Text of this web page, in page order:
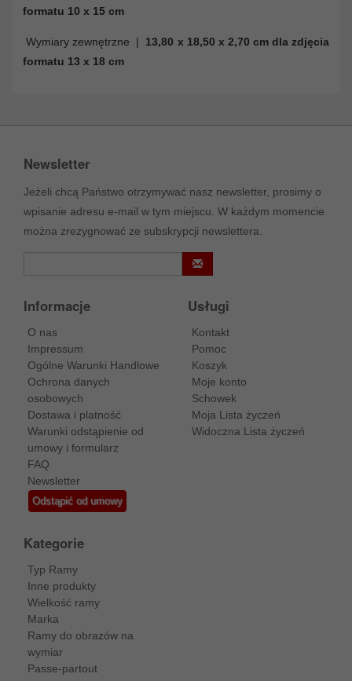
formatu 10 x 15 cm
Wymiary zewnętrzne |
13,80 x 18,50 x 2,70 cm dla zdjęcia
formatu 13 x 18 cm
Newsletter
Jeżeli chcą Państwo otrzymywać nasz newsletter, prosimy o
wpisanie adresu e-mail w tym miejscu. W każdym momencie
można zrezygnować ze subskrypcji newslettera.
Informacje
O nas
Impressum
Ogólne Warunki Handlowe
Ochrona danych
osobowych
Dostawa i platność
Warunki odstąpienie od
umowy i formularz
FAQ
Newsletter
Odstąpić od umowy
Usługi
Kontakt
Pomoc
Koszyk
Moje konto
Schowek
Moja Lista życzeń
Widoczna Lista życzeń
Kategorie
Typ Ramy
Inne produkty
Wielkość ramy
Marka
Ramy do obrazów na
wymiar
Passe-partout